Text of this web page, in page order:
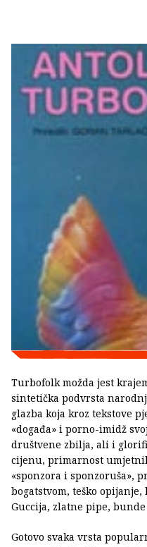
Turbofolk možda jest
sintetička podvrsta
glazba koja kroz tekstove
«događa» i porno-imidž
društvene zbilja, ali i
cijenu, primarnost
«sponzora i sponzoruša»,
bogatstvom, teško
Guccija, zlatne pipe,
Gotovo svaka vrsta